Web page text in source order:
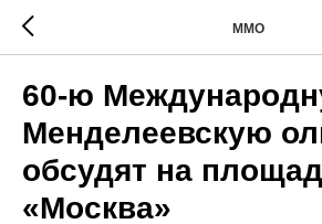
ММО
60-ю
Менделеевскую
обсудят на
«Москва»